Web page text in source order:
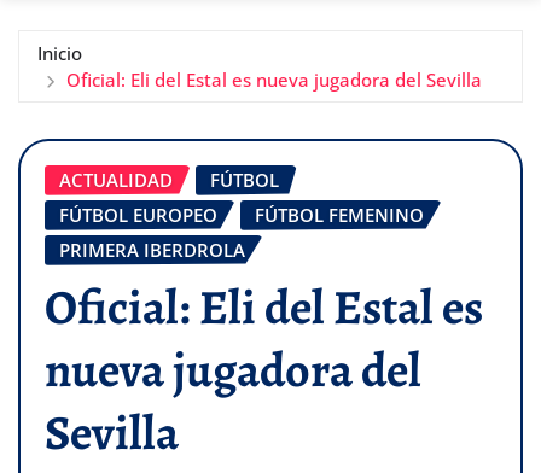
Inicio
Oficial: Eli del Estal es nueva jugadora del Sevilla
ACTUALIDAD
FÚTBOL
FÚTBOL EUROPEO
FÚTBOL FEMENINO
PRIMERA IBERDROLA
Oficial: Eli del Estal es
nueva jugadora del
Sevilla